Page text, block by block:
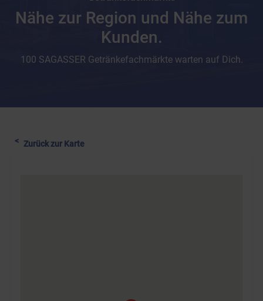
Nähe zur Region und Nähe zum
Kunden.
100 SAGASSER Getränkefachmärkte warten auf Dich.
Zurück zur Karte